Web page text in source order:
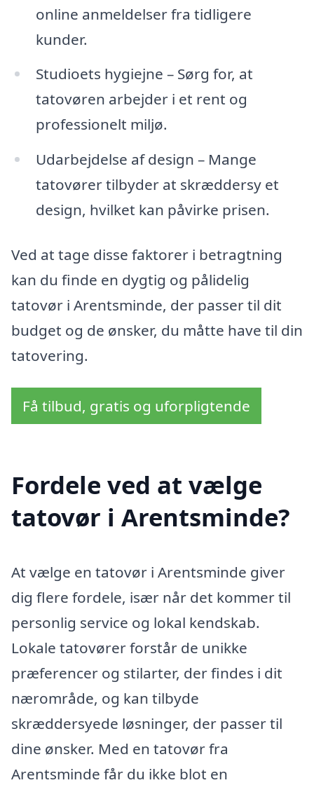
online anmeldelser fra tidligere
kunder.
Studioets hygiejne – Sørg for, at
tatovøren arbejder i et rent og
professionelt miljø.
Udarbejdelse af design – Mange
tatovører tilbyder at skræddersy et
design, hvilket kan påvirke prisen.
Ved at tage disse faktorer i betragtning
kan du finde en dygtig og pålidelig
tatovør i Arentsminde, der passer til dit
budget og de ønsker, du måtte have til din
tatovering.
Få tilbud, gratis og uforpligtende
Fordele ved at vælge
tatovør i Arentsminde?
At vælge en tatovør i Arentsminde giver
dig flere fordele, især når det kommer til
personlig service og lokal kendskab.
Lokale tatovører forstår de unikke
præferencer og stilarter, der findes i dit
nærområde, og kan tilbyde
skræddersyede løsninger, der passer til
dine ønsker. Med en tatovør fra
Arentsminde får du ikke blot en